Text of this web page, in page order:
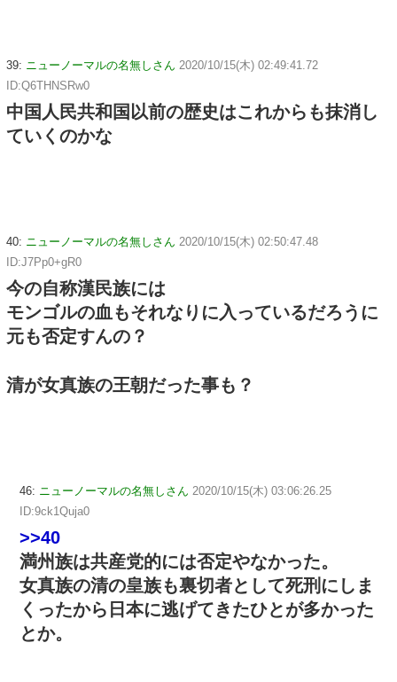
39: ニューノーマルの名無しさん 2020/10/15(木) 02:49:41.72
ID:Q6THNSRw0
中国人民共和国以前の歴史はこれからも抹消し
ていくのかな
40: ニューノーマルの名無しさん 2020/10/15(木) 02:50:47.48
ID:J7Pp0+gR0
今の自称漢民族には
モンゴルの血もそれなりに入っているだろうに
元も否定すんの？
清が女真族の王朝だった事も？
46: ニューノーマルの名無しさん 2020/10/15(木) 03:06:26.25
ID:9ck1Quja0
>>40
満州族は共産党的には否定やなかった。
女真族の清の皇族も裏切者として死刑にしま
くったから日本に逃げてきたひとが多かった
とか。